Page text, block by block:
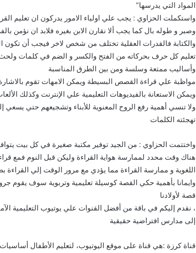
المواد التي يدرسها”
واستكملت الحزاوي : يجب علي اولياء الامور يدركون ان تعليم
وصبر و طوله بال كما يجب ألا نقارن الابن بغيره فلابد ان نؤمن
والكتابة فالقدرات العقلية تختلف من شخص لاخر فيجب أن
تعليم كل حرف بحركاته من الفتح والكسر و الضم في كلمات ولحث
وأساليب ممتعة وسلسة ومن بين الطرق المناسبة
مواظبة علي قراءة القصص البسيطة ويمكن الامهات تقوم
ويمكن الاستعانة بالفيديوهات التعليمية علي الإنترنت وكذلك
ولا تنسي أهمية رفع الروح المعنوية للأبناء وتشجيعهم حتي
تهجئته الكلمات
واختتمت الحزاوي : من الجيد توفير مكتبة صغيرة في كل بيت
هناك وقت محدد لممارسة هواية القراءة وليكن قبل النوم فمع
اللغوية و ممارسة القراءة مما يؤدي مع مرور الوقت إلي القراءة
وايمانا بأهمية حكي القصة كوسيلة تعليمية وتربوية سوف يقوم
قصة لأولادنا
، نقدم إليكم في باقة من أفضل القنوات علي يوتيوب التعليمية
إلى مدارس افتراضية حقيقية
قناة كرزة :هي قناة على موقع اليوتيوب، لتعليم الأطفال أساسيات